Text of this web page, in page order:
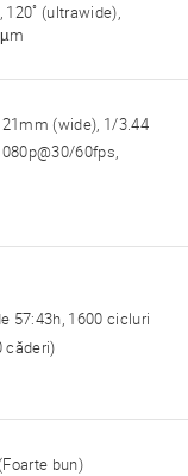
(ultrawide),
21mm (wide), 1/3.44
60fps,
57:43h, 1600 cicluri
căderi)
bun)